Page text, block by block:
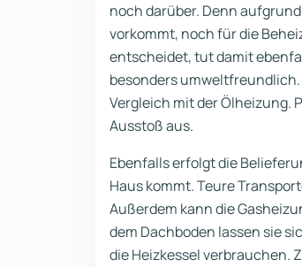
noch darüber. Denn
vorkommt, noch für die
entscheidet, tut damit
besonders
Vergleich mit der Ölheizung.
Ausstoß aus.
Ebenfalls erfolgt die
Haus kommt. Teure
Außerdem kann die
dem Dachboden lassen sie
die Heizkessel verbrauchen.